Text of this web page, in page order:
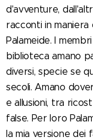
d'avventure,
racconti in maniera
Palameide. I
biblioteca amano
diversi, specie se
secoli. Amano
e allusioni, tra
false. Per loro
la mia versione dei